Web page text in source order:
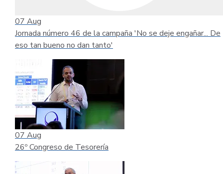
07 Aug
Jornada número 46 de la campaña 'No se deje engañar... De
eso tan bueno no dan tanto'
07 Aug
26º Congreso de Tesorería